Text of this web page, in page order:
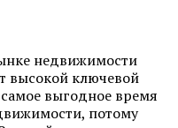
недвижимости
высокой ключевой
выгодное время
потому